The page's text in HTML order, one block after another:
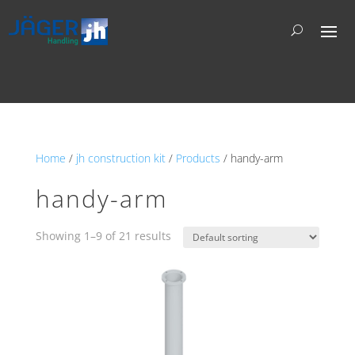
Home / jh construction kit/ Products / handy-arm
handy-arm
Showing 1–9 of 21 results